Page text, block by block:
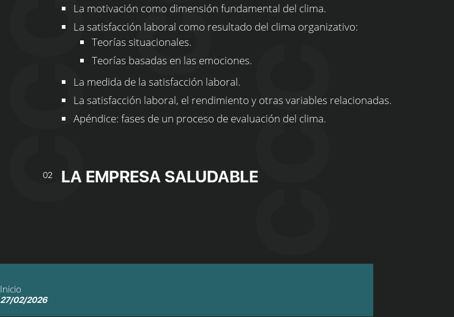
La motivación como dimensión fundamental del clima.
La satisfacción laboral como resultado del clima organizativo:
Teorías situacionales.
Teorías basadas en las emociones.
La medida de la satisfacción laboral.
La satisfacción laboral, el rendimiento y otras variables relacionadas.
Apéndice: fases de un proceso de evaluación del clima.
02 LA EMPRESA SALUDABLE
Inicio
27/02/2026